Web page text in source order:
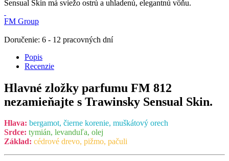
Sensual Skin má sviežo ostrú a uhladenú, elegantnú vôňu.
FM Group
Doručenie: 6 - 12 pracovných dní
Popis
Recenzie
Hlavné zložky parfumu FM 812
nezamieňajte s Trawinsky Sensual Skin.
Hlava: bergamot, čierne korenie, muškátový orech
Srdce: tymián, levanduľa, olej
Základ: cédrové drevo, pižmo, pačuli